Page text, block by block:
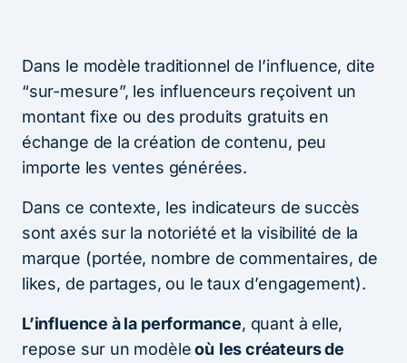
Dans le modèle traditionnel de l’influence, dite
“sur-mesure”, les influenceurs reçoivent un
montant fixe ou des produits gratuits en
échange de la création de contenu, peu
importe les ventes générées.
Dans ce contexte, les indicateurs de succès
sont axés sur la notoriété et la visibilité de la
marque (portée, nombre de commentaires, de
likes, de partages, ou le taux d’engagement).
L’influence à la performance, quant à elle,
repose sur un modèleoù les créateurs de